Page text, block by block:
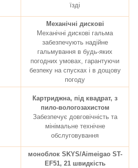
їзді
Механічні дискові
Механічні дискові гальма
забезпечують надійне
гальмування в будь-яких
погодних умовах, гарантуючи
безпеку на спусках і в дощову
погоду
Картриджна, під квадрат, з
пило-вологозахистом
Забезпечує довговічність та
мінімальне технічне
обслуговування
моноблок SKYS/Aimeigao ST-
EF51, 21 швидкість